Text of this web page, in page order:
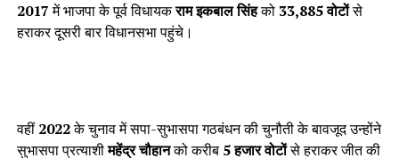
2017में भाजपा के पूर्व विधायकराम इकबाल सिंहको 33,885 वोटोंसे
हराकर दूसरी बार विधानसभा पहुंचे।
वहीं2022के चुनाव में सपा-सुभासपा गठबंधन की चुनौती के बावजूद उन्होंने
सुभासपा प्रत्याशीमहेंद्र चौहानको करीब 5 हजार वोटोंसे हराकर जीत की